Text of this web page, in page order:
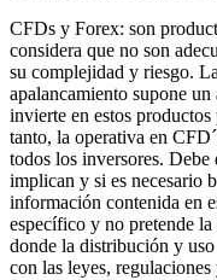
CFDs y Forex: son
considera que no son
su complejidad y riesgo.
apalancamiento supone
invierte en estos
tanto, la operativa en
todos los inversores. Debe
implican y si es necesario
información contenida en
específico y no pretende
donde la distribución y
con las leyes,